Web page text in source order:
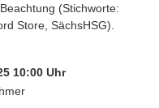
(Stichworte:
Store, SächsHSG).
10:00 Uhr